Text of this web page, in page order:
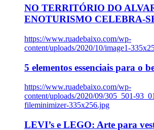
NO TERRITÓRIO DO
ENOTURISMO CELEBRA-
https://www.ruadebaixo.com/wp-
content/uploads/2020/10/image1-
5 elementos essenciais para o
https://www.ruadebaixo.com/wp-
content/uploads/2020/09/305_501-
fileminimizer-335x256.jpg
LEVI’s e LEGO: Arte para